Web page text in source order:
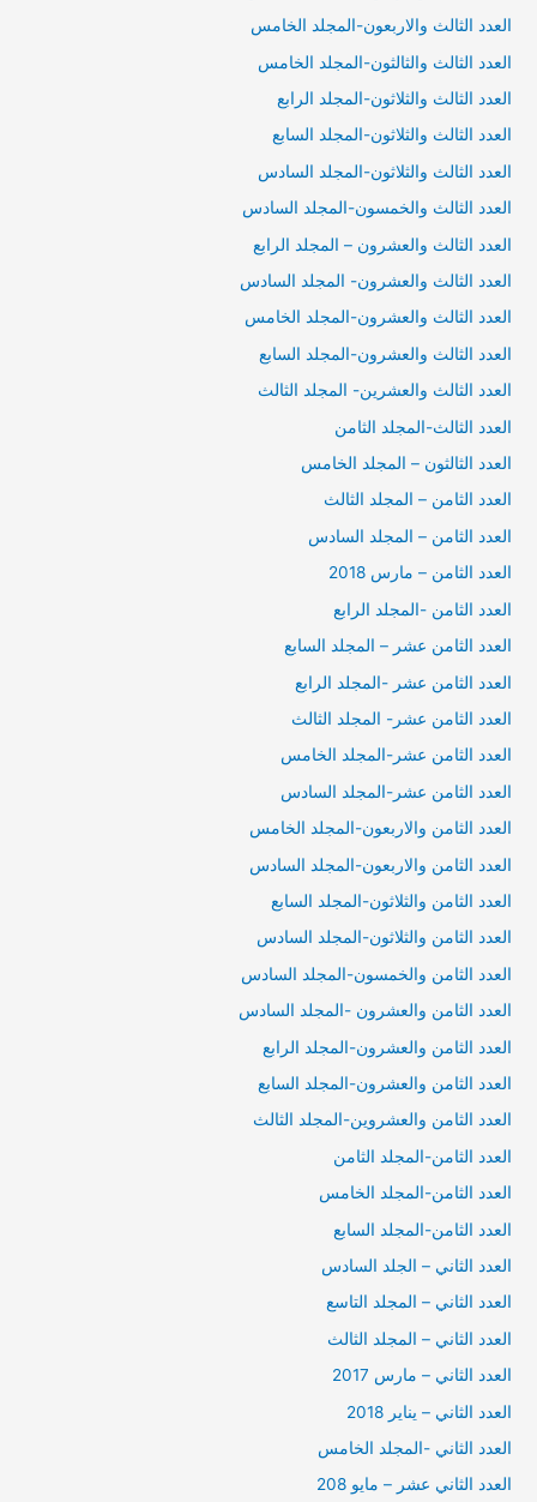
العدد الثالث والاربعون-المجلد الخامس
العدد الثالث والثالثون-المجلد الخامس
العدد الثالث والثلاثون-المجلد الرابع
العدد الثالث والثلاثون-المجلد السابع
العدد الثالث والثلاثون-المجلد السادس
العدد الثالث والخمسون-المجلد السادس
العدد الثالث والعشرون – المجلد الرابع
العدد الثالث والعشرون- المجلد السادس
العدد الثالث والعشرون-المجلد الخامس
العدد الثالث والعشرون-المجلد السابع
العدد الثالث والعشرين- المجلد الثالث
العدد الثالث-المجلد الثامن
العدد الثالثون – المجلد الخامس
العدد الثامن – المجلد الثالث
العدد الثامن – المجلد السادس
العدد الثامن – مارس 2018
العدد الثامن -المجلد الرابع
العدد الثامن عشر – المجلد السابع
العدد الثامن عشر -المجلد الرابع
العدد الثامن عشر- المجلد الثالث
العدد الثامن عشر-المجلد الخامس
العدد الثامن عشر-المجلد السادس
العدد الثامن والاربعون-المجلد الخامس
العدد الثامن والاربعون-المجلد السادس
العدد الثامن والثلاثون-المجلد السابع
العدد الثامن والثلاثون-المجلد السادس
العدد الثامن والخمسون-المجلد السادس
العدد الثامن والعشرون -المجلد السادس
العدد الثامن والعشرون-المجلد الرابع
العدد الثامن والعشرون-المجلد السابع
العدد الثامن والعشروين-المجلد الثالث
العدد الثامن-المجلد الثامن
العدد الثامن-المجلد الخامس
العدد الثامن-المجلد السابع
العدد الثاني – الجلد السادس
العدد الثاني – المجلد التاسع
العدد الثاني – المجلد الثالث
العدد الثاني – مارس 2017
العدد الثاني – يناير 2018
العدد الثاني -المجلد الخامس
العدد الثاني عشر – مايو 208